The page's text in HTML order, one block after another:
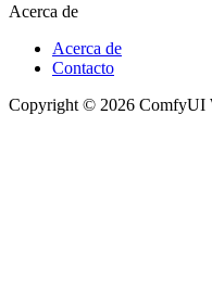
Acerca de
Acerca de
Contacto
Copyright © 2026 ComfyUI